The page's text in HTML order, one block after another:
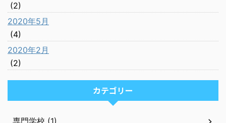
(2)
2020年5月
(4)
2020年2月
(2)
カテゴリー
専門学校 (1)